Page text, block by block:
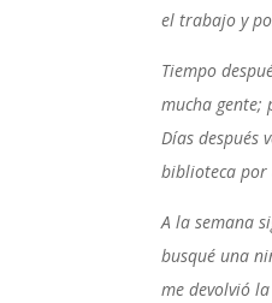
el trabajo y
Tiempo
mucha gente;
Días
biblioteca por
A la semana
busqué una
me devolvió